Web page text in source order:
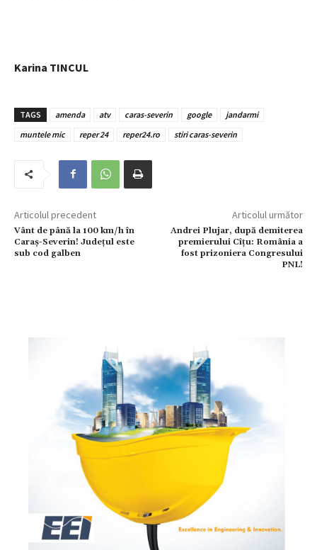
Karina TINCUL
TAGS amenda atv caras-severin google
jandarmi
muntele mic
reper 24 reper24.ro stiri caras-severin
Articolul precedent
Vânt de până la 100 km/h în
Caraș-Severin! Județul este
sub cod galben
Articolul următor
Andrei Plujar, după demiterea
premierului Cîțu: România a
fost prizoniera Congresului
PNL!